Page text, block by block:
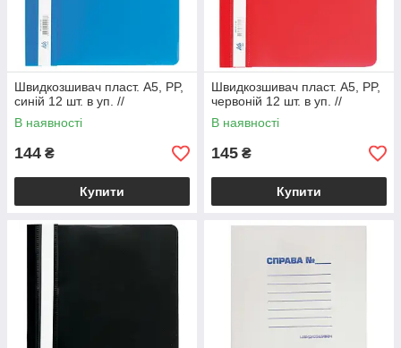
Швидкозшивач пласт. А5, PP,
синій 12 шт. в уп. //
В наявності
144 ₴
Купити
Швидкозшивач пласт. А5, PP,
червоній 12 шт. в уп. //
В наявності
145 ₴
Купити